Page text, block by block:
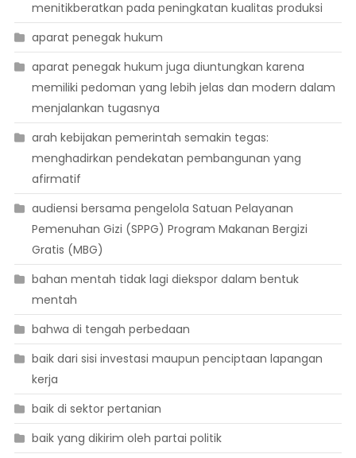
menitikberatkan pada peningkatan kualitas produksi
aparat penegak hukum
aparat penegak hukum juga diuntungkan karena
memiliki pedoman yang lebih jelas dan modern dalam
menjalankan tugasnya
arah kebijakan pemerintah semakin tegas:
menghadirkan pendekatan pembangunan yang
afirmatif
audiensi bersama pengelola Satuan Pelayanan
Pemenuhan Gizi (SPPG) Program Makanan Bergizi
Gratis (MBG)
bahan mentah tidak lagi diekspor dalam bentuk
mentah
bahwa di tengah perbedaan
baik dari sisi investasi maupun penciptaan lapangan
kerja
baik di sektor pertanian
baik yang dikirim oleh partai politik